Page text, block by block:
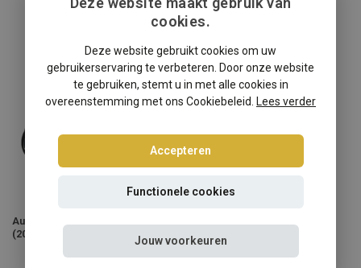
Generatie B6 en B7
Audi A4 Sedan/Avant 8K-B8
(2007-2016)
cookies.
Deze website gebruikt cookies om uw
gebruikerservaring te verbeteren. Door onze website
te gebruiken, stemt u in met alle cookies in
overeenstemming met ons Cookiebeleid. Lees verder
Accepteren
Functionele cookies
Jouw voorkeuren